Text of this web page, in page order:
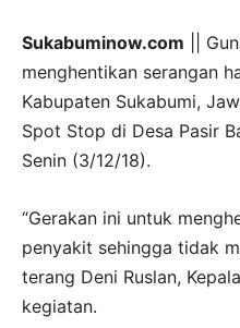
Sukabuminow.com ||
menghentikan serangan
Kabupaten Sukabumi,
Spot Stop di Desa Pasir
Senin (3/12/18).
“Gerakan ini untuk
penyakit sehingga tidak
terang Deni Ruslan,
kegiatan.